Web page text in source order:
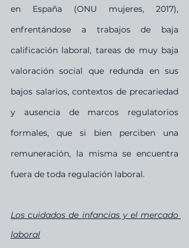
en España (ONU mujeres, 2017),
enfrentándose a trabajos de baja
calificación laboral, tareas de muy baja
valoración social que redunda en sus
bajos salarios, contextos de precariedad
y ausencia de marcos regulatorios
formales, que si bien perciben una
remuneración, la misma se encuentra
fuera de toda regulación laboral.
Los cuidados de infancias y el mercado
laboral